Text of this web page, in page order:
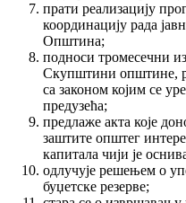
прати реализацију
координацију рада
Општина;
подноси тромесечни
Скупштини општине,
са законом којим се
предузећа;
предлаже акта које
заштите општег
капитала чији је
одлучује решењем о
буџетске резерве;